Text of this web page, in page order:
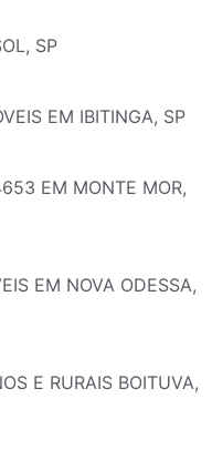
SP
EM IBITINGA, SP
EM MONTE MOR,
EM NOVA ODESSA,
E RURAIS BOITUVA,